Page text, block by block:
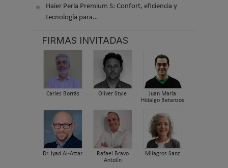
Haier Perla Premium S: Confort, eficiencia y
tecnología para…
FIRMAS INVITADAS
Carles Borrás Oliver Style
Juan María
Hidalgo Betanzos
Dr. Iyad Al-Attar
Rafael Bravo
Antolín
Milagros Sanz